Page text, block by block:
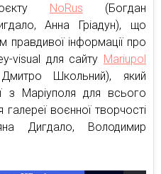
NoRus (Богдан
Анна Гріадун), що
правдивої інформації про
visual для сайту Mariupol
Школьний), який
з Маріуполя для всього
воєнної творчості
Дигдало, Володимир